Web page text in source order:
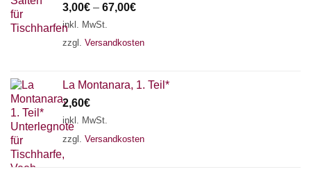
3,00€ – 67,00€
inkl. MwSt.
zzgl. Versandkosten
La Montanara, 1. Teil*
2,60€
inkl. MwSt.
zzgl. Versandkosten